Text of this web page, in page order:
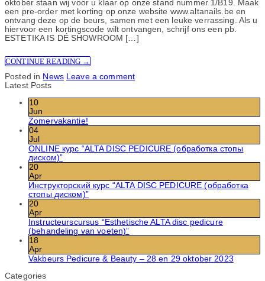
oktober staan wij voor u klaar op onze stand nummer 1/B19. Maak
een pre-order met korting op onze website www.altanails.be en
ontvang deze op de beurs, samen met een leuke verrassing. Als u
hiervoor een kortingscode wilt ontvangen, schrijf ons een pb.
ESTETIKA IS DÉ SHOWROOM […]
CONTINUE READING →
Posted in News Leave a comment
Latest Posts
10
Jun
Zomervakantie!
04
Jul
ONLINE курс “ALTA DISC PEDICURE (обработка стопы
диском)”
20
Apr
Инструкторский курс “ALTA DISC PEDICURE (обработка
стопы диском)”
20
Apr
Instructeurscursus “Esthetische ALTA disc pedicure
(behandeling van voeten)”
18
Apr
Vakbeurs Pedicure & Beauty – 28 en 29 oktober 2023
Categories